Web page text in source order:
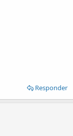
Responder